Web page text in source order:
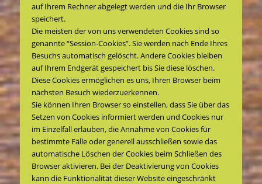
auf Ihrem Rechner abgelegt werden und die Ihr Browser
speichert.
Die meisten der von uns verwendeten Cookies sind so
genannte “Session-Cookies”. Sie werden nach Ende Ihres
Besuchs automatisch gelöscht. Andere Cookies bleiben
auf Ihrem Endgerät gespeichert bis Sie diese löschen.
Diese Cookies ermöglichen es uns, Ihren Browser beim
nächsten Besuch wiederzuerkennen.
Sie können Ihren Browser so einstellen, dass Sie über das
Setzen von Cookies informiert werden und Cookies nur
im Einzelfall erlauben, die Annahme von Cookies für
bestimmte Fälle oder generell ausschließen sowie das
automatische Löschen der Cookies beim Schließen des
Browser aktivieren. Bei der Deaktivierung von Cookies
kann die Funktionalität dieser Website eingeschränkt